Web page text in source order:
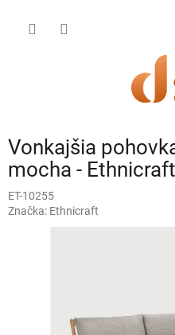
obsah
Vonkajšia
mocha - Ethnicraft
ET-10255
Značka: Ethnicraft